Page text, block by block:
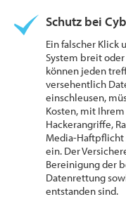
Schutz bei
Ein falscher Klick
System breit
können jeden
versehentlich
einschleusen,
Kosten, mit
Hackerangriffe,
Media-Haftpflicht
ein. Der
Bereinigung der
Datenrettung
entstanden sind.